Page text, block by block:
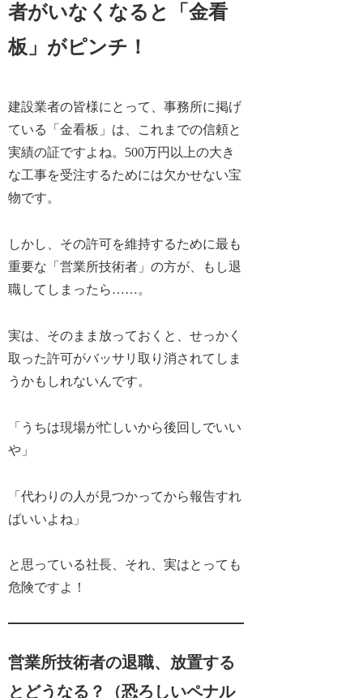
者がいなくなると「金看
板」がピンチ！
建設業者の皆様にとって、事務所に掲げ
ている「金看板」は、これまでの信頼と
実績の証ですよね。500万円以上の大き
な工事を受注するためには欠かせない宝
物です。
しかし、その許可を維持するために最も
重要な 「営業所技術者」の方が、もし退
職してしまったら……。
実は、そのまま放っておくと、せっかく
取った許可がバッサリ取り消されてしま
うかもしれないんです。
「うちは現場が忙しいから後回しでいい
や」
「代わりの人が見つかってから報告すれ
ばいいよね」
と思っている社長、 それ、実はとっても
危険ですよ！
営業所技術者の退職、放置する
とどうなる？（恐ろしいペナル